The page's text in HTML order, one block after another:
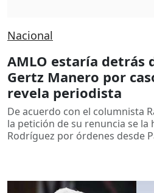
Nacional
AMLO estaría detrás
Gertz Manero por
revela periodista
De acuerdo con el columnista
la petición de su renuncia se la
Rodríguez por órdenes desde